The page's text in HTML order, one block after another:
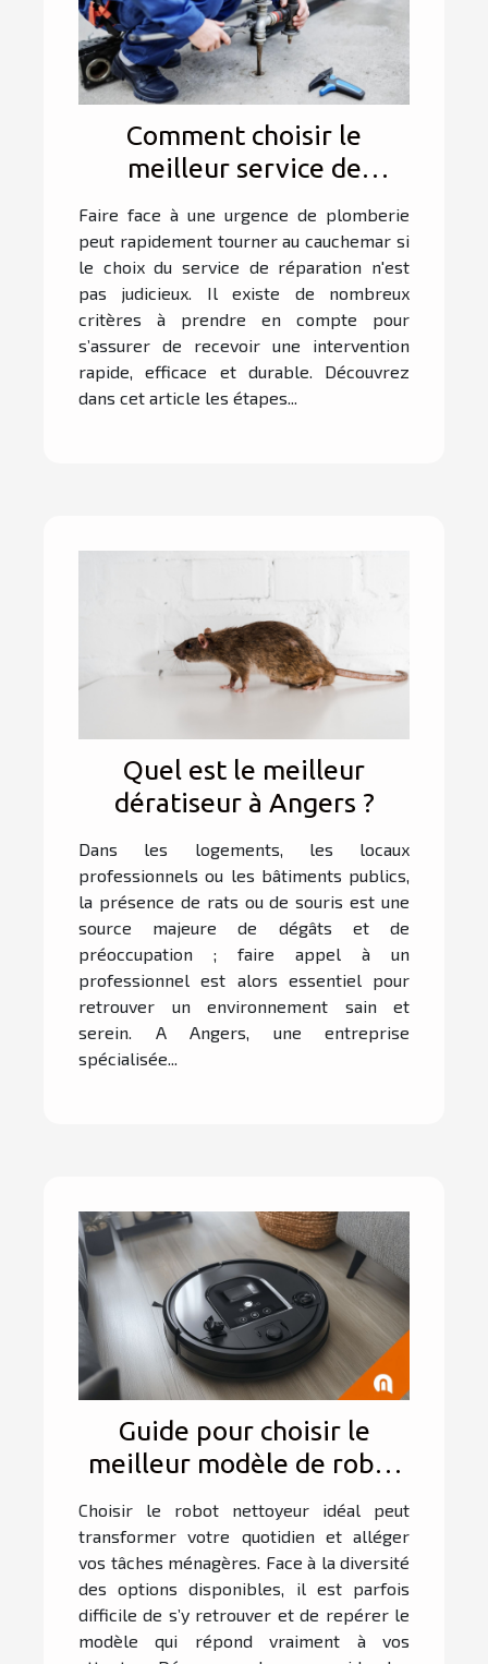
Comment choisir le
meilleur service de
votre plomberie ?
Faire face à une urgence de plomberie
peut rapidement tourner au cauchemar si
le choix du service de réparation n'est
pas judicieux. Il existe de nombreux
critères à prendre en compte pour
s’assurer de recevoir une intervention
rapide, efficace et durable. Découvrez
dans cet article les étapes...
Quel est le meilleur
dératiseur à Angers ?
Dans les logements, les locaux
professionnels ou les bâtiments publics,
la présence de rats ou de souris est une
source majeure de dégâts et de
préoccupation ; faire appel à un
professionnel est alors essentiel pour
retrouver un environnement sain et
serein. A Angers, une entreprise
spécialisée...
Guide pour choisir le
meilleur modèle de robot
nettoyeur en fonction de
vos besoins
Choisir le robot nettoyeur idéal peut
transformer votre quotidien et alléger
vos tâches ménagères. Face à la diversité
des options disponibles, il est parfois
difficile de s’y retrouver et de repérer le
modèle qui répond vraiment à vos